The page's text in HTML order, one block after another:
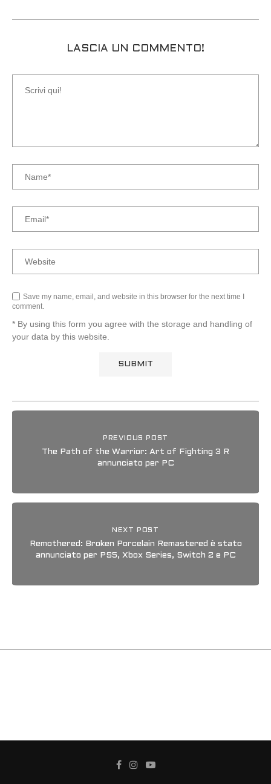
LASCIA UN COMMENTO!
Save my name, email, and website in this browser for the next time I
comment.
* By using this form you agree with the storage and handling of
your data by this website.
PREVIOUS POST
The Path of the Warrior: Art of Fighting 3 R
annunciato per PC
NEXT POST
Remothered: Broken Porcelain Remastered è stato
annunciato per PS5, Xbox Series, Switch 2 e PC